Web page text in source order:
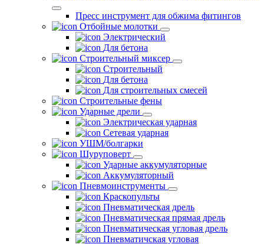
Пресс инструмент для обжима фитингов
Отбойные молотки
Электрический
Для бетона
Строительный миксер
Строительный
Для бетона
Для строительных смесей
Строительные фены
Ударные дрели
Электрическая ударная
Сетевая ударная
УШМ/болгарки
Шуруповерт
Ударные аккумуляторные
Аккумуляторный
Пневмоинструменты
Краскопульты
Пневматическая дрель
Пневматическая прямая дрель
Пневматическая угловая дрель
Пневматичская угловая